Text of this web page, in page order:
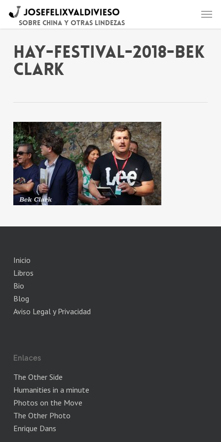
content
Sobre China y otras lindezas
Menu
Hay-Festival-2018-Bek
Clark
Inicio
Libros
Bio
Blog
Aviso Legal y Privacidad
Enlaces
The Other Side
Humanities in a minute
Photos on the Move
The Other Photo
Enrique Dans